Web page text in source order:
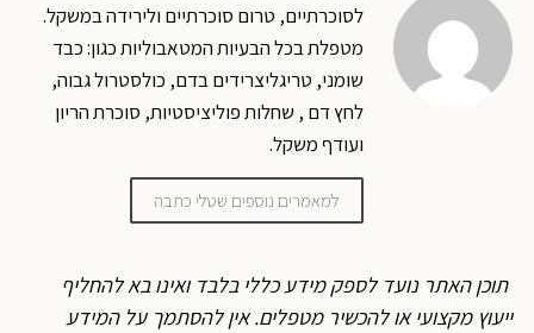
לסוכרתיים, טרום סוכרתיים ולירידה במשקל.
מטפלת בכל הבעיות המטאבוליות כגון: כבד
שומני, טריגליצרידים בדם, כולסטרול גבוה,
לחץ דם , שחלות פוליציסטיות, סוכרת הריון
ועודף משקל.
למאמרים נוספים שטלי כתבה
תוכן האתר נועד לספק מידע כללי בלבד ואינו בא להחליף
ייעוץ מקצועי או להכשיר מטפלים. אין להסתמך על המידע